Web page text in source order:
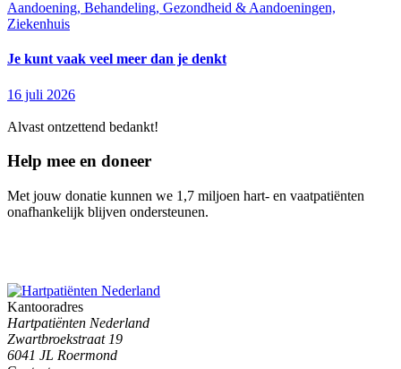
Aandoening, Behandeling, Gezondheid & Aandoeningen,
Ziekenhuis
Je kunt vaak veel meer dan je denkt
16 juli 2026
Alvast ontzettend bedankt!
Help mee en doneer
Met jouw donatie kunnen we 1,7 miljoen hart- en vaatpatiënten
onafhankelijk blijven ondersteunen.
Kantooradres
Hartpatiënten Nederland
Zwartbroekstraat 19
6041 JL Roermond